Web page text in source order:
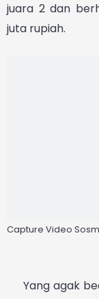
juara 2 dan
juta rupiah.
Bagikan Postingan